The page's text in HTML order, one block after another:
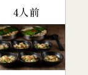
4人前